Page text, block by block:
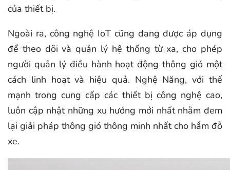
của thiết bị.
Ngoài ra, công nghệ IoT cũng đang được áp dụng
để theo dõi và quản lý hệ thống từ xa, cho phép
người quản lý điều hành hoạt động thông gió một
cách linh hoạt và hiệu quả. Nghệ Năng, với thế
mạnh trong cung cấp các thiết bị công nghệ cao,
luôn cập nhật những xu hướng mới nhất nhằm đem
lại giải pháp thông gió thông minh nhất cho hầm đỗ
xe.